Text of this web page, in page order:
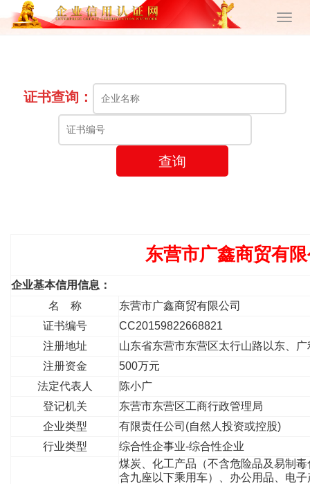
证书查询：
查询
东营市广鑫商贸有
企业基本信用信息：
名 称
东营市广鑫商贸有限公司
证书编号
CC20159822668821
注册地址
山东省东营市东营区太行山路以东、
注册资金
500万元
法定代表人
陈小广
登记机关
东营市东营区工商行政管理局
企业类型
有限责任公司(自然人投资或控股)
行业类型
综合性企事业-综合性企业
煤炭、化工产品（不含危险品及易制
含九座以下乘用车）、办公用品、电